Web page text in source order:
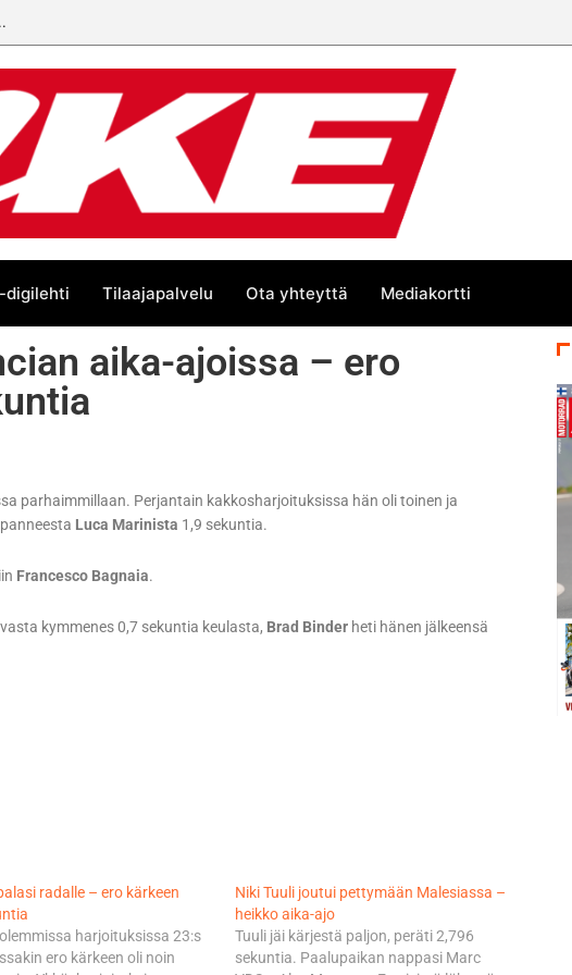
digilehti Tilaajapalvelu Ota yhteyttä Mediakortti
aika-ajoissa – ero
parhaimmillaan. Perjantain kakkosharjoituksissa hän oli toinen ja
Luca Marinista 1,9 sekuntia.
Francesco Bagnaia.
kymmenes 0,7 sekuntia keulasta, Brad Binder heti hänen jälkeensä
radalle – ero kärkeen
harjoituksissa 23:s
ero kärkeen oli noin
Niki Tuuli joutui pettymään Malesiassa –
heikko aika-ajo
Tuuli jäi kärjestä paljon, peräti 2,796
sekuntia. Paalupaikan nappasi Marc